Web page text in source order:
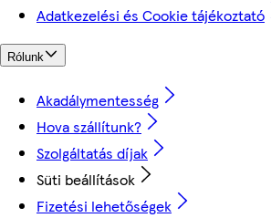
Adatkezelési és Cookie tájékoztató
Rólunk
Akadálymentesség
Hova szállítunk?
Szolgáltatás díjak
Süti beállítások
Fizetési lehetőségek